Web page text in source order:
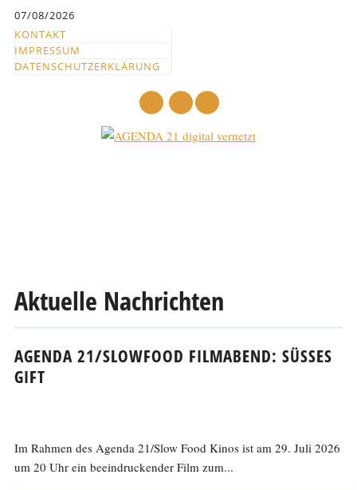
springen
07/08/2026
KONTAKT
IMPRESSUM
DATENSCHUTZERKLÄRUNG
Aktuelle Nachrichten
AGENDA 21/SLOWFOOD FILMABEND: SÜSSES G
IFT
Im Rahmen des Agenda 21/Slow Food Kinos ist am 29. Juli 2026
um 20 Uhr ein beeindruckender Film zum...